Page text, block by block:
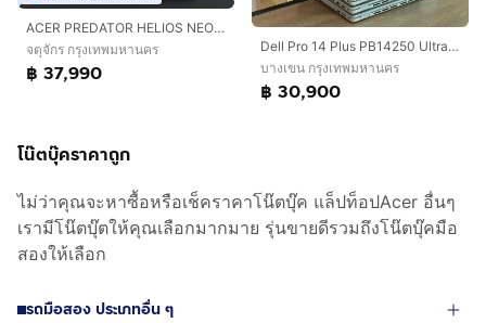
ACER PREDATOR HELIOS NEO 16S AI Core Ultra 5 235HX.RTX5050 RAM16.512GB
จตุจักร กรุงเทพมหานคร
฿ 37,990
Dell Pro 14 Plus PB14250 Ultra 7-255U SSD512GB RAM16GB DDR5 Win 11Pro คีย์ไฟ สินค้ามือสอง สำหรับงานคำนวน งานประสิทธิภาพสูง งานสำนักงาน ประกั
บางเขน กรุงเทพมหานคร
฿ 30,900
โน๊ตบุ๊คราคาถูก
ไม่ว่าคุณจะหาซื้อหรือเช็คราคาโน๊ตบุ๊ค แล็ปท็อปAcer อื่นๆ
เรามีโน๊ตบุ๊ตให้คุณเลือกมากมาย รุ่นขายดีรวมถึงโน๊ตบุ๊คมือ
สองให้เลือก
รถมือสอง ประเภทอื่น ๆ